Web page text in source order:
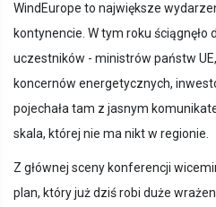
WindEurope to największe
kontynencie. W tym roku ściągnęło
uczestników - ministrów państw
koncernów energetycznych,
pojechała tam z jasnym
skala, której nie ma nikt w regionie.
Z głównej sceny konferencji
plan, który już dziś robi duże